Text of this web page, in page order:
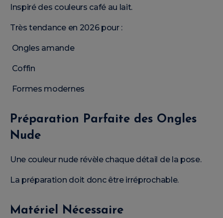
Inspiré des couleurs café au lait.
Très tendance en 2026 pour :
Ongles amande
Coffin
Formes modernes
Préparation Parfaite des Ongles
Nude
Une couleur nude révèle chaque détail de la pose.
La préparation doit donc être irréprochable.
Matériel Nécessaire